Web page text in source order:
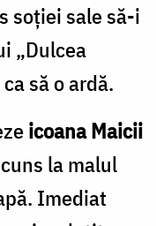
soției sale să-i
„Dulcea
să o ardă.
icoana Maicii
la malul
Imediat